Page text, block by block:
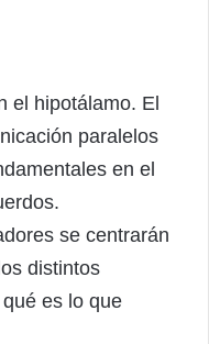
el hipotálamo. El
paralelos
en el
se centrarán
distintos
es lo que